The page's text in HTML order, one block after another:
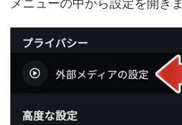
メニューの中から設定を開きま